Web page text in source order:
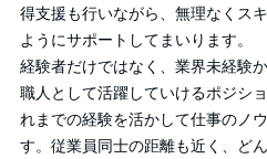
得支援も行いながら、無理なくス
ようにサポートしてまいります。
経験者だけではなく、業界未経験
職人として活躍していけるポジシ
れまでの経験を活かして仕事のノ
す。従業員同士の距離も近く、ど